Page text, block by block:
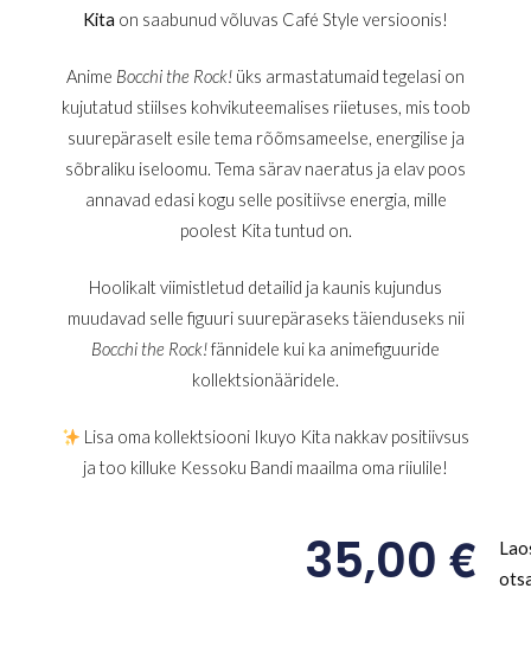
Kita on saabunud võluvas Café Style versioonis!
Anime Bocchi the Rock! üks armastatumaid tegelasi on
kujutatud stiilses kohvikuteemalises riietuses, mis toob
suurepäraselt esile tema rõõmsameelse, energilise ja
sõbraliku iseloomu. Tema särav naeratus ja elav poos
annavad edasi kogu selle positiivse energia, mille
poolest Kita tuntud on.
Hoolikalt viimistletud detailid ja kaunis kujundus
muudavad selle figuuri suurepäraseks täienduseks nii
Bocchi the Rock!fännidele kui ka animefiguuride
kollektsionääridele.
Lisa oma kollektsiooni Ikuyo Kita nakkav positiivsus
ja too killuke Kessoku Bandi maailma oma riiulile!
35,00€